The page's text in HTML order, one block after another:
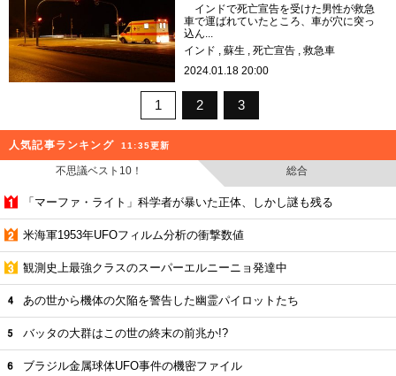
インドで死亡宣告を受けた男性が救急
車で運ばれていたところ、車が穴に突っ
込ん...
インド
蘇生 死亡宣告
救急車
2024.01.18 20:00
1 2 3
人気記事ランキング 11:35更新
不思議ベスト10！ 総合
「マーファ・ライト」科学者が暴いた正体、しかし謎も残る
米海軍1953年UFOフィルム分析の衝撃数値
観測史上最強クラスのスーパーエルニーニョ発達中
あの世から機体の欠陥を警告した幽霊パイロットたち
バッタの大群はこの世の終末の前兆か!?
ブラジル金属球体UFO事件の機密ファイル